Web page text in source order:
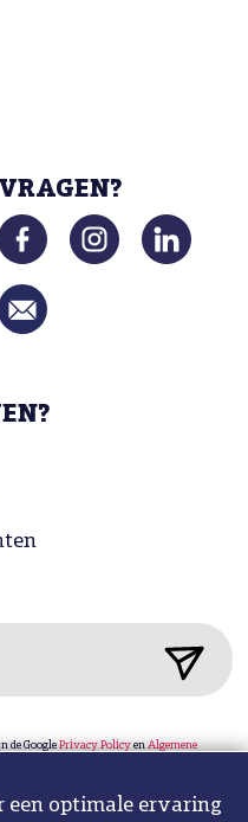
een optimale ervaring
VRAGEN?
de GooglePrivacy PolicyenAlgemene